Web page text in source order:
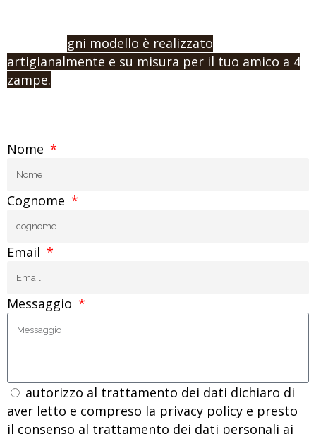
gni modello è realizzato
artigianalmente e su misura per il tuo amico a 4
zampe.
Nome
Cognome
Email
Messaggio
autorizzo al trattamento dei dati dichiaro di
aver letto e compreso la privacy policy e presto
il consenso al trattamento dei dati personali ai